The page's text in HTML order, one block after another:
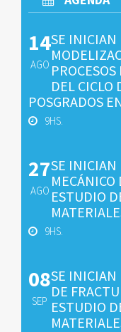
14
AGO
SE INICIAN
DEL CICLO
POSGRADOS
9HS.
27
AGO
SE INICIAN
MECÁNICO
ESTUDIO
9HS.
08
SEP
SE INICIAN
DE
ESTUDIO